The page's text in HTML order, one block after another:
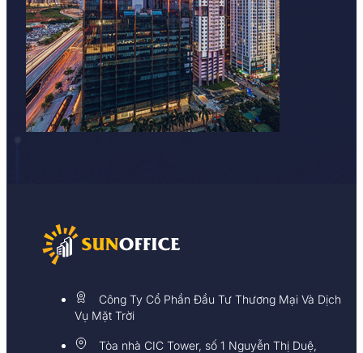
Công Ty Cổ Phần Đầu Tư Thương Mại Và Dịch
Vụ Mặt Trời
Tòa nhà CIC Tower, số 1 Nguyễn Thị Duệ,